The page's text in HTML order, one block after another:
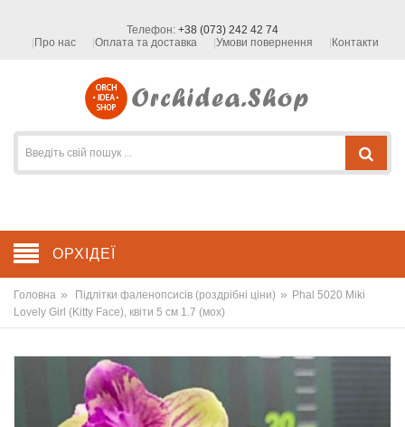
Телефон: +38 (073) 242 42 74
Про нас
Оплата та доставка Умови повернення Контакти
ОРХІДЕЇ
Головна » Підлітки фаленопсисів (роздрібні ціни) » Phal 5020 Miki
Lovely Girl (Kitty Face), квіти 5 см 1.7 (мох)